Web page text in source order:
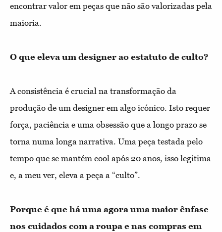
encontrar valor em peças que não são valorizadas pela
maioria.
O que eleva um designer ao estatuto de culto?
A consistência é crucial na transformação da
produção de um designer em algo icónico. Isto requer
força, paciência e uma obsessão que a longo prazo se
torna numa longa narrativa. Uma peça testada pelo
tempo que se mantém cool após 20 anos, isso legitima
e, a meu ver, eleva a peça a “culto”.
Porque é que há uma agora uma maior ênfase
nos cuidados com a roupa e nas compras em